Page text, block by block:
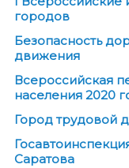
городов
Безопасность
движения
Всероссийская
населения 2020
Город трудовой
Саратова